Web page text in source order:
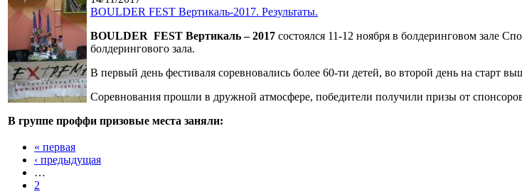
BOULDER FEST Вертикаль-2017. Результаты.
BOULDER FEST Вертикаль – 2017 состоялся 11-12 ноября в болдеринговом зале
болдерингового зала.
В первый день фестиваля соревновались более 60-ти детей, во второй день на старт
Соревнования прошли в дружной атмосфере, победители получили призы от
В группе проффи призовые места заняли:
« первая
‹ предыдущая
…
2